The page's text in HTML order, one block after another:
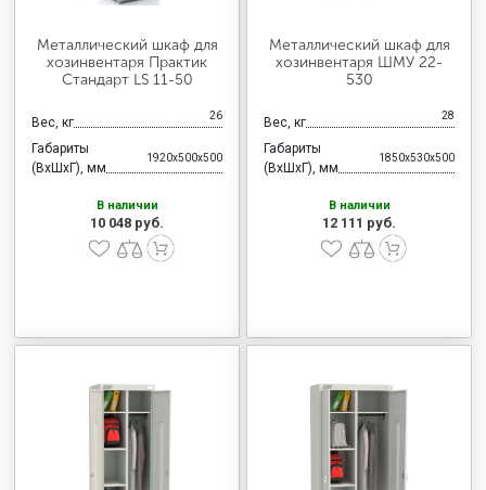
ОФИСНАЯ МЕБЕЛЬ
МЕБЕЛЬ ДЛЯ ДОМА
МЕБЕЛЬ ДЛЯ СТОЛОВЫХ
СТАЛЬНЫЕ ДВЕРИ
Металлический шкаф для
хозинвентаря Практик
Стандарт LS 11-50
Вес, кг 26
Габариты
(ВхШхГ), мм
1920x500x500
В наличии
10 048 руб.
Металлический шкаф для
хозинвентаря ШМУ 22-
530
Вес, кг 28
Габариты
(ВхШхГ), мм
1850x530x500
В наличии
12 111 руб.